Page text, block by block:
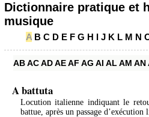
Dictionnaire pratique et
musique
A B C D E F G H I J K L M N
ABACADAEAF AG AI AL AM AN
A battuta
Locution italienne indiquant le
battue, après un passage d’exécution